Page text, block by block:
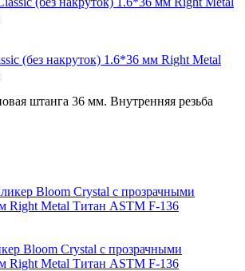
(без накруток) 1.6*36 мм Right Metal
штанга 36 мм. Внутренняя резьба
Bloom Crystal с прозрачными
Right Metal Титан ASTM F-136